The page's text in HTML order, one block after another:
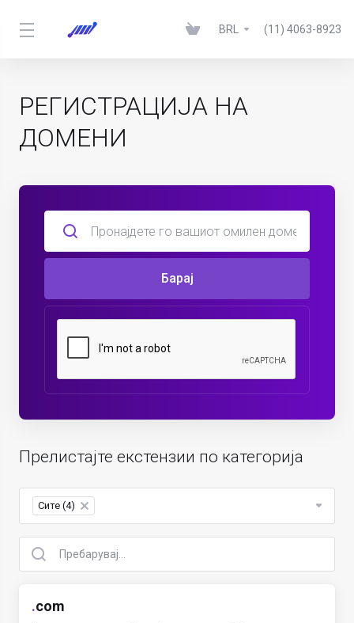
BRL (11) 4063-8923
РЕГИСТРАЦИЈА НА
ДОМЕНИ
Барај
Прелистајте екстензии по категорија
Сите (4) ×
.com